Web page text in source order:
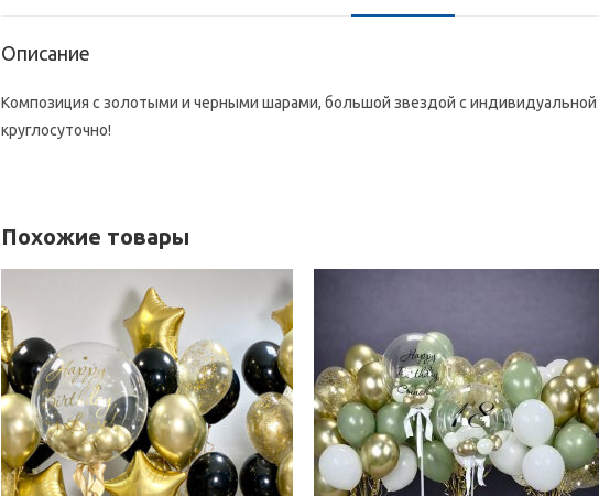
надписью
Описание
Композиция с золотыми и черными шарами, большой звездой с
круглосуточно!
Похожие товары